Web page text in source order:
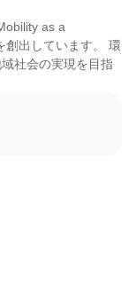
as a
創出しています。 環
社会の実現を目指